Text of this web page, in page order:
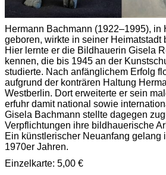
Hermann Bachmann (1922–1995), in
geboren, wirkte in seiner Heimatstadt
Hier lernte er die Bildhauerin Gisela
kennen, die bis 1945 an der
studierte. Nach anfänglichem Erfolg
aufgrund der konträren Haltung
Westberlin. Dort erweiterte er sein
erfuhr damit national sowie
Gisela Bachmann stellte dagegen
Verpflichtungen ihre bildhauerische
Ein künstlerischer Neuanfang gelang
1970er Jahren.
Einzelkarte: 5,00 €